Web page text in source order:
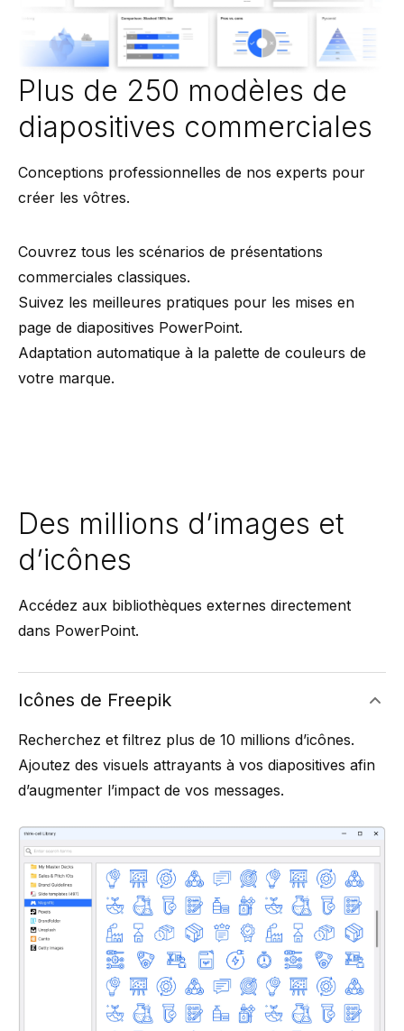
Plus de 250 modèles de
diapositives commerciales
Conceptions professionnelles de nos experts pour
créer les vôtres.
Couvrez tous les scénarios de présentations
commerciales classiques.
Suivez les meilleures pratiques pour les mises en
page de diapositives PowerPoint.
Adaptation automatique à la palette de couleurs de
votre marque.
Des millions d’images et
d’icônes
Accédez aux bibliothèques externes directement
dans PowerPoint.
Icônes de Freepik
Recherchez et filtrez plus de 10 millions d’icônes.
Ajoutez des visuels attrayants à vos diapositives afin
d’augmenter l’impact de vos messages.